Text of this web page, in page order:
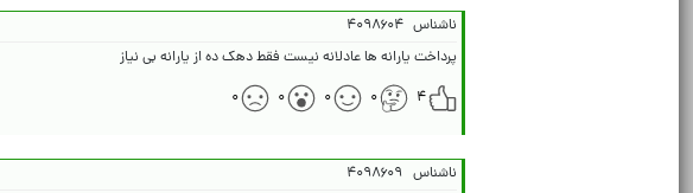
ناشناس ۴۰۹۸۶۰۴
پرداخت یارانه ها عادلانه نیست فقط دهک ده از یارانه بی نیاز
۴
۰ ۰ ۰ ۰
ناشناس ۴۰۹۸۶۰۹